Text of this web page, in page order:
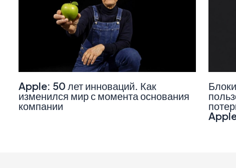
Apple: 50 лет инноваций. Как
изменился мир с момента основания
компании